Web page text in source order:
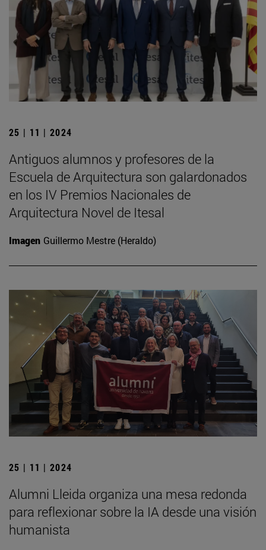
25 | 11 | 2024
Antiguos alumnos y profesores de la
Escuela de Arquitectura son galardonados
en los IV Premios Nacionales de
Arquitectura Novel de Itesal
Imagen Guillermo Mestre (Heraldo)
25 | 11 | 2024
Alumni Lleida organiza una mesa redonda
para reflexionar sobre la IA desde una visión
humanista